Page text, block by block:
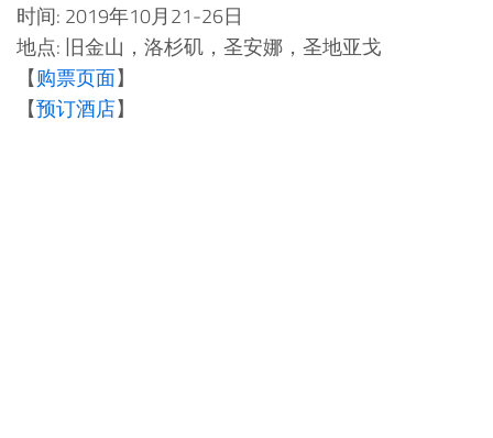
时间: 2019年10月21-26日
地点: 旧金山，洛杉矶，圣安娜，圣地亚戈
【购票页面】
【预订酒店】